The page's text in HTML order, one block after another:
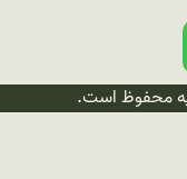
محفوظ است.